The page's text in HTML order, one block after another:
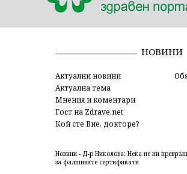
НОВИНИ
Актуални новини
Актуална тема
Мнения и коментари
Гост на Zdrave.net
Кой сте Вие, докторе?
Новини - Д-р Николова: Нека не ни
за фалшивите сертификати